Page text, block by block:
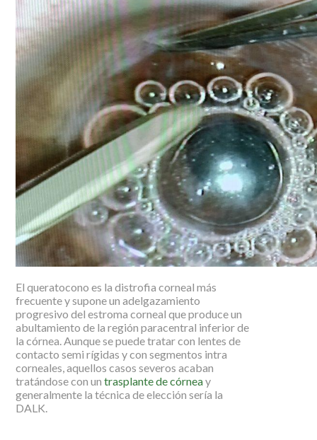
El queratocono es la distrofia corneal más
frecuente y supone un adelgazamiento
progresivo del estroma corneal que produce un
abultamiento de la región paracentral inferior de
la córnea. Aunque se puede tratar con lentes de
contacto semi rígidas y con segmentos intra
corneales, aquellos casos severos acaban
tratándose con un trasplante de córneay
generalmente la técnica de elección sería la
DALK.